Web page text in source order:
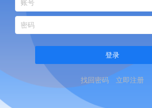
登录
找回密码 立即注册